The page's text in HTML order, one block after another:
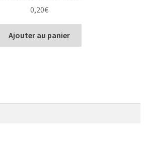
0,20€
Ajouter au panier